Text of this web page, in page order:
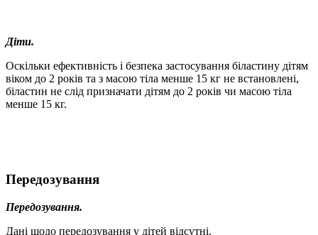
Діти.
Оскільки ефективність і безпека застосування біластину дітям
віком до 2 років та з масою тіла менше 15 кг не встановлені,
біластин не слід призначати дітям до 2 років чи масою тіла
менше 15 кг.
Передозування
Передозування.
Дані щодо передозування у дітей відсутні.